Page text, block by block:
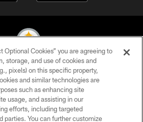
Steelers. All Rights Reserved
PRIVACY POLICY
TERMS OF USE
Optional Cookies” you are agreeing to
storage, and use of cookies and
pixels) on this specific property,
and similar technologies are
such as enhancing site
usage, and assisting in our
efforts, including targeted
parties. You can further customize